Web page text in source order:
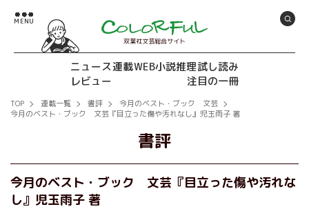
双葉社文芸総合サイト
ニュース連載WEB小説推理試し読み
レビュー
注目の一冊
TOP 連載一覧 書評
今月のベスト・ブック 文芸
今月のベスト・ブック 文芸『目立った傷や汚れなし』児玉雨子 著
書評
今月のベスト・ブック 文芸『目立った傷や汚れな
し』児玉雨子 著